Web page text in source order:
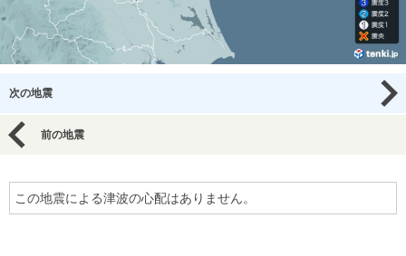
次の地震
前の地震
この地震による津波の心配はありません。